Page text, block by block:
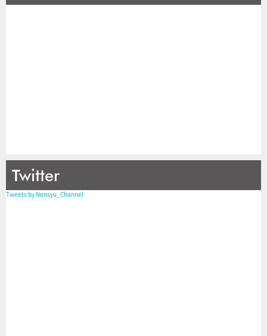
Twitter
Tweets by Nensyu_Channel